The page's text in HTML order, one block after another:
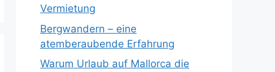
Vermietung
Bergwandern – eine
atemberaubende Erfahrung
Warum Urlaub auf Mallorca die